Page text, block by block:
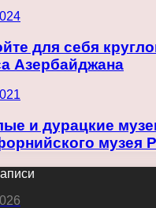
для себя
Азербайджана
и дурацкие
музея